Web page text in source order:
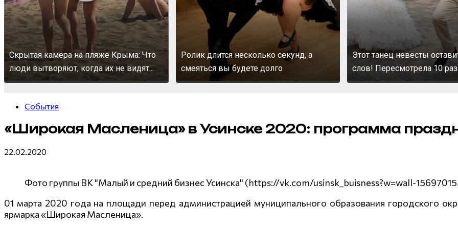
Скрытая камера на пляже Крыма: Что
люди вытворяют, когда их не видят...
Ролик длится несколько секунд, а
смеяться вы будете долго
Этот танец невесты
слов! Пересмотрела 10 раз
События
«Широкая Масленица» в Усинске 2020: программа
22.02.2020
Фото группы ВК "Малый и средний бизнес Усинска" (https://vk.com/usinsk_buisness?w=wall-
01 марта 2020 года на площади перед администрацией муниципального образования городского
ярмарка «Широкая Масленица».